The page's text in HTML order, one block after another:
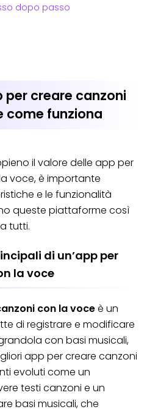
dopo passo
per creare canzoni
come funziona
il valore delle app per
voce, è importante
e le funzionalità
queste piattaforme così
tutti.
di un’app per
la voce
con la voceè un
di registrare e modificare
con basi musicali,
app per creare canzoni
evoluti come un
testi canzoni e un
basi musicali, che